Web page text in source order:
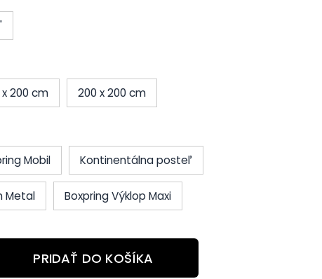
x 200 cm 200 x 200 cm
Mobil Kontinentálna posteľ
Metal Boxpring Výklop Maxi
PRIDAŤ DO KOŠÍKA